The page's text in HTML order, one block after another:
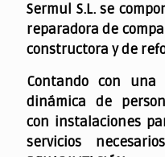
Sermul S.L. se
reparadora de
constructora y de
Contando con
dinámica de
con instalaciones
servicios